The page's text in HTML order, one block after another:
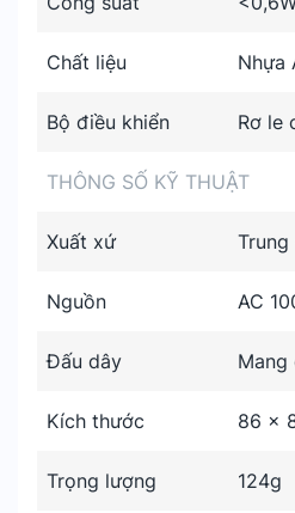
Chất liệu Nhựa
Bộ điều khiển Rơ le
THÔNG SỐ KỸ THUẬT
Xuất xứ Trung
Nguồn AC
Đấu dây Mang
Kích thước 86 x
Trọng lượng 124g